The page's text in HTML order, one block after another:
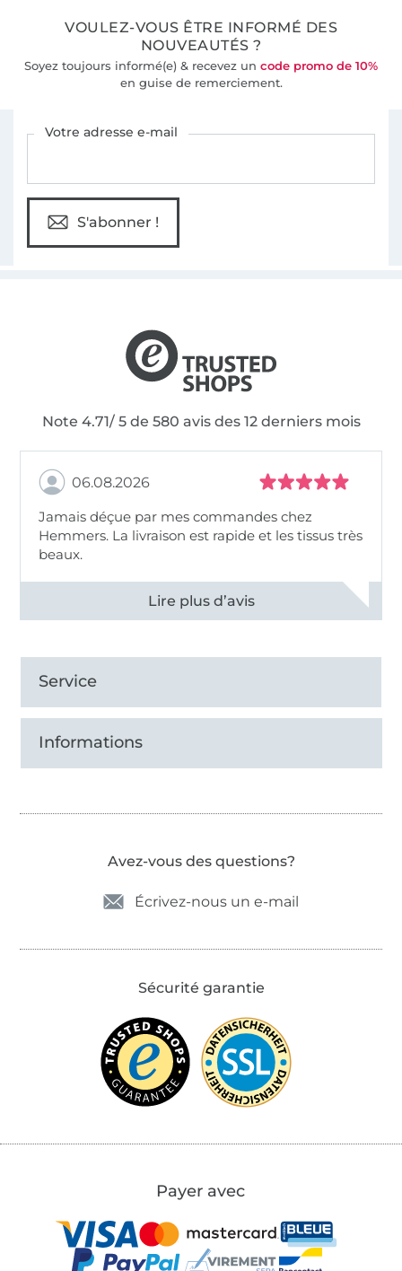
VOULEZ-VOUS ÊTRE INFORMÉ DES
NOUVEAUTÉS ?
Soyez toujours informé(e) & recevez un code promo de 10%
en guise de remerciement.
Votre adresse e-mail
S'abonner !
Note 4.71/ 5 de 580 avis des 12 derniers mois
06.08.2026
Jamais déçue par mes commandes chez
Hemmers. La livraison est rapide et les tissus très
beaux.
Voir tous les 11496 commentaires
Service
Informations
Avez-vous des questions?
Écrivez-nous un e-mail
Sécurité garantie
Payer avec